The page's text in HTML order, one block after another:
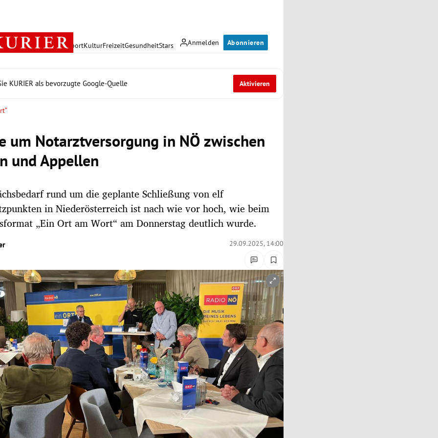
Anmelden Abonnieren
PolitikWirtschaft SportKulturFreizeitGesundheitStars
KURIER als bevorzugte Google-Quelle Aktivieren
um Notarztversorgung in NÖ zwischen
und Appellen
rund um die geplante Schließung von elf
in Niederösterreich ist nach wie vor hoch, wie beim
„Ein Ort am Wort“ am Donnerstag deutlich wurde.
29.09.2025, 14:00
öffnen/schließen